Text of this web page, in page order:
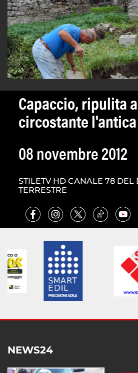
Capaccio, ripulita
circostante l'antica
08 novembre 2012
STILETV HD CANALE 78 DEL
TERRESTRE
NEWS24